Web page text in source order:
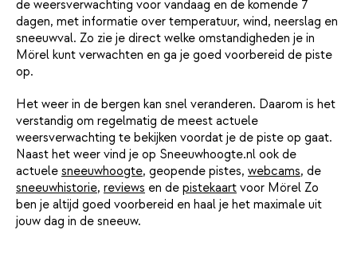
de weersverwachting voor vandaag en de komende 7
dagen, met informatie over temperatuur, wind, neerslag en
sneeuwval. Zo zie je direct welke omstandigheden je in
Mörel kunt verwachten en ga je goed voorbereid de piste
op.
Het weer in de bergen kan snel veranderen. Daarom is het
verstandig om regelmatig de meest actuele
weersverwachting te bekijken voordat je de piste op gaat.
Naast het weer vind je op Sneeuwhoogte.nl ook de
actuele sneeuwhoogte, geopende pistes, webcams, de
sneeuwhistorie, reviews en de pistekaart voor Mörel Zo
ben je altijd goed voorbereid en haal je het maximale uit
jouw dag in de sneeuw.